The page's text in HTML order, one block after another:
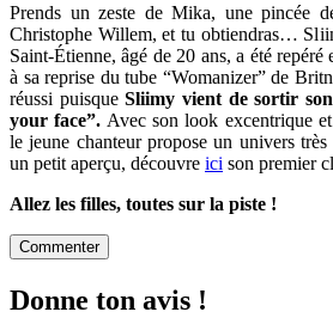
Prends un zeste de Mika, une pincée
Christophe Willem, et tu obtiendras…
Saint-Étienne, âgé de 20 ans, a été
à sa reprise du tube “Womanizer” de
réussi puisqueSliimy vient de sortir
your face”. Avec son look excentrique
le jeune chanteur propose un univers
un petit aperçu, découvre ici son premier
Allez les filles, toutes sur la piste !
Commenter
Donne ton avis !